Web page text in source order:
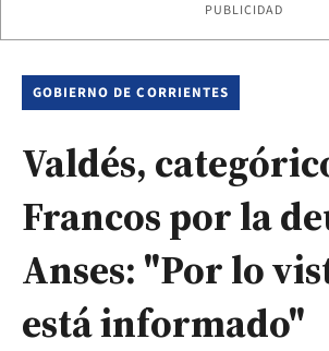
PUBLICIDAD
GOBIERNO DE CORRIENTES
Valdés,
Francos por la
Anses: "Por lo
está informado"